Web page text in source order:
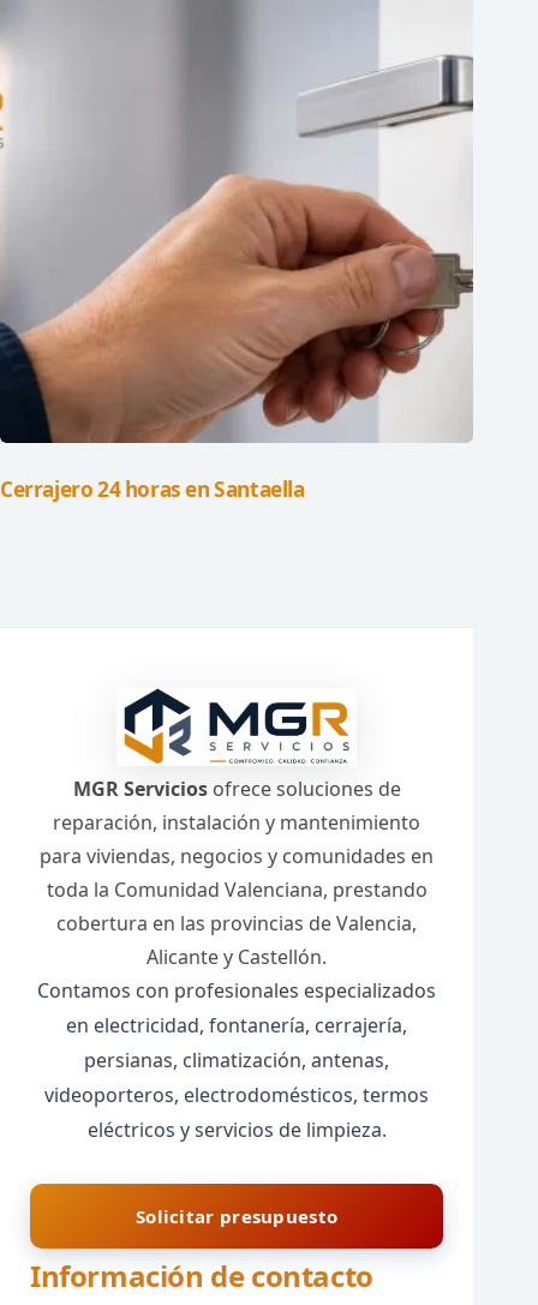
Cerrajero 24 horas en Santaella
MGR Serviciosofrece soluciones de
reparación, instalación y mantenimiento
para viviendas, negocios y comunidades en
toda la Comunidad Valenciana, prestando
cobertura en las provincias de Valencia,
Alicante y Castellón.
Contamos con profesionales especializados
en electricidad, fontanería, cerrajería,
persianas, climatización, antenas,
videoporteros, electrodomésticos, termos
eléctricos y servicios de limpieza.
Solicitar presupuesto
Información de contacto